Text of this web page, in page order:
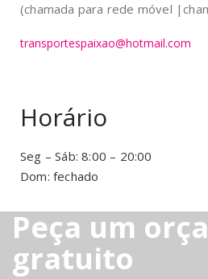
(chamada para rede móvel
transportespaixao@hotmail.com
Horário
Seg – Sáb: 8:00 – 20:00
Dom: fechado
Peça um
gratuito